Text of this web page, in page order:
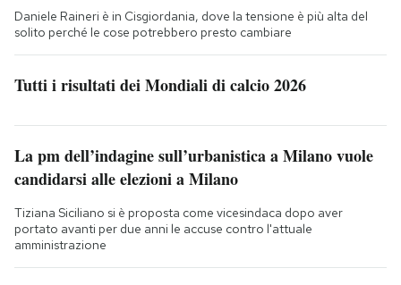
Daniele Raineri è in Cisgiordania, dove la tensione è più alta del
solito perché le cose potrebbero presto cambiare
Tutti i risultati dei Mondiali di calcio 2026
La pm dell’indagine sull’urbanistica a Milano vuole
candidarsi alle elezioni a Milano
Tiziana Siciliano si è proposta come vicesindaca dopo aver
portato avanti per due anni le accuse contro l'attuale
amministrazione